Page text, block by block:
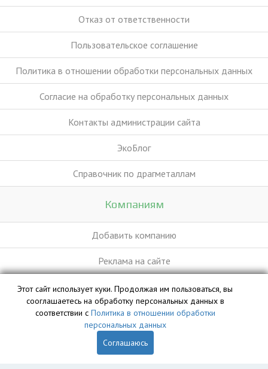
Отказ от ответственности
Пользовательское соглашение
Политика в отношении обработки персональных данных
Согласие на обработку персональных данных
Контакты администрации сайта
ЭкоБлог
Справочник по драгметаллам
Компаниям
Добавить компанию
Реклама на сайте
База данных сайта vyvoz.org является интеллектуальной
собственностью ООО «Профит» и охраняется законом.
Этот сайт использует куки. Продолжая им пользоваться, вы
сооглашаетесь на обработку персональных данных в
соответствии с Политика в отношении обработки
персональных данных
Соглашаюсь